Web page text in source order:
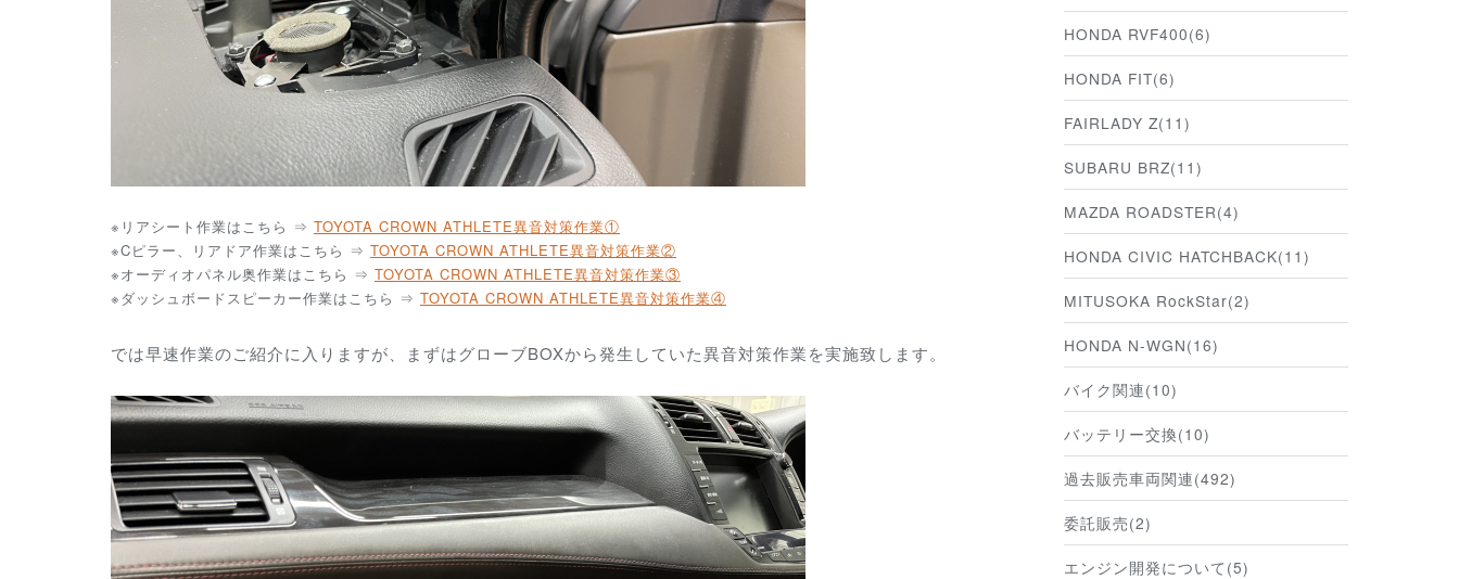
※リアシート作業はこちら ⇒ TOYOTA CROWN ATHLETE異音対策作業①
※Cピラー、リアドア作業はこちら ⇒ TOYOTA CROWN ATHLETE異音対策作業②
※オーディオパネル奥作業はこちら ⇒ TOYOTA CROWN ATHLETE異音対策作業③
※ダッシュボードスピーカー作業はこちら ⇒ TOYOTA CROWN ATHLETE異音対策作業④
では早速作業のご紹介に入りますが、まずはグローブBOXから発生していた異音対策作業を実施致します。
HONDA RVF400(6)
HONDA FIT(6)
FAIRLADY Z(11)
SUBARU BRZ(11)
MAZDA ROADSTER(4)
HONDA CIVIC HATCHBACK(11)
MITUSOKA RockStar(2)
HONDA N-WGN(16)
バイク関連(10)
バッテリー交換(10)
過去販売車両関連(492)
委託販売(2)
エンジン開発について(5)